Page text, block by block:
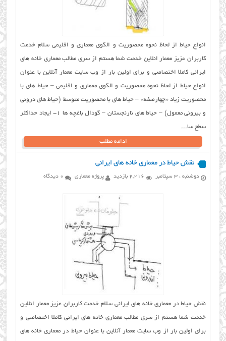
انواع حیاط از لحاظ نحوه محصوریت و الگوی معماری و اقلیمی سلام خدمت
کاربران عزیز معمار انلاین خدمت شما هستم از سری مطالب معماری خانه های
ایرانی کاملا اختصاصی و برای اولین بار از وب سایت معمار آنلاین با عنوان
انواع حیاط از لحاظ نحوه محصوریت و الگوی معماری و اقلیمی – حیاط های با
محصوریت زیاد «چهارصفه» – حیاط های با محصوریت متوسط (حیاط های درونی
و بیرونی معمول) – حیاط های نارنجستان – گودال باغچه ها ۱- ایجاد حداکثر
سطح سا...
ادامه مطلب
نقش حیاط در معماری خانه های ایرانی
دوشنبه ، 3 سپتامبر 2,216 بازدید پروژه معماری 0 دیدگاه
نقش حیاط در معماری خانه های ایرانی سلام خدمت کاربران عزیز معمار انلاین
خدمت شما هستم از سری مطالب معماری خانه های ایرانی کاملا اختصاصی و
برای اولین بار از وب سایت معمار آنلاین با عنوان حیاط در معماری خانه های